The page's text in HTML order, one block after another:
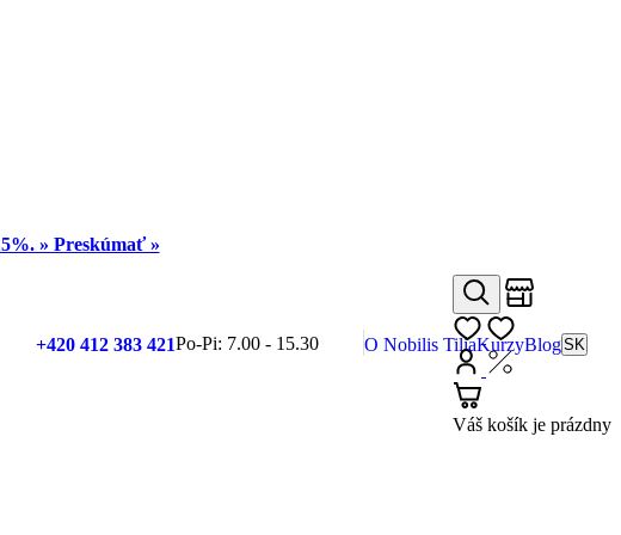
» Preskúmať »
+420 412 383 421Po-Pi: 7.00 - 15.30 O Nobilis TiliaKurzyBlogSK
Hľadať
Prihlásiť
Nákup s DPH
Váš košík je prázdny